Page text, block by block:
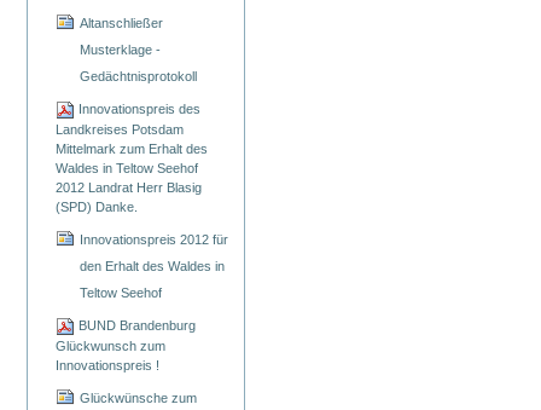
Altanschließer
Musterklage -
Gedächtnisprotokoll
Innovationspreis des
Landkreises Potsdam
Mittelmark zum Erhalt des
Waldes in Teltow Seehof
2012 Landrat Herr Blasig
(SPD) Danke.
Innovationspreis 2012 für
den Erhalt des Waldes in
Teltow Seehof
BUND Brandenburg
Glückwunsch zum
Innovationspreis !
Glückwünsche zum